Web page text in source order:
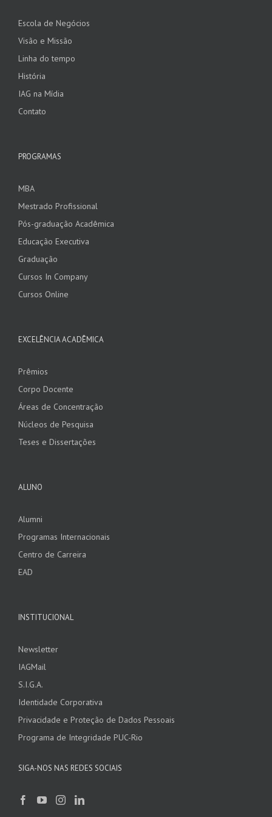
Escola de Negócios
Visão e Missão
Linha do tempo
História
IAG na Mídia
Contato
PROGRAMAS
MBA
Mestrado Profissional
Pós-graduação Acadêmica
Educação Executiva
Graduação
Cursos In Company
Cursos Online
EXCELÊNCIA ACADÊMICA
Prêmios
Corpo Docente
Áreas de Concentração
Núcleos de Pesquisa
Teses e Dissertações
ALUNO
Alumni
Programas Internacionais
Centro de Carreira
EAD
INSTITUCIONAL
Newsletter
IAGMail
S.I.G.A.
Identidade Corporativa
Privacidade e Proteção de Dados Pessoais
Programa de Integridade PUC-Rio
SIGA-NOS NAS REDES SOCIAIS